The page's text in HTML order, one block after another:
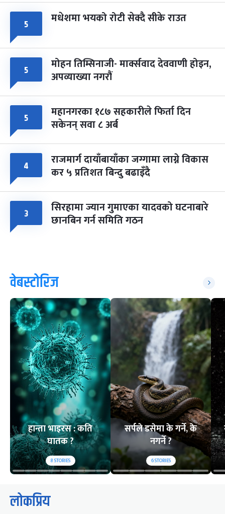
५ मधेशमा भयको रोटी सेक्दै सीके राउत
५ मोहन तिम्सिनाजी- मार्क्सवाद देववाणी होइन,
अपव्याख्या नगरौं
५ महानगरका १८७ सहकारीले फिर्ता दिन
सकेनन् सवा ८ अर्ब
४ राजमार्ग दायाँबायाँका जग्गामा लाग्ने विकास
कर ५ प्रतिशत बिन्दु बढाइँदै
३ सिरहामा ज्यान गुमाएका यादवको घटनाबारे
छानबिन गर्न समिति गठन
वेबस्टोरिज
हान्ता भाइरस : कति
घातक ?
8STORIES
सर्पले डसेमा के गर्ने, के
नगर्ने ?
6STORIES
लोकप्रिय